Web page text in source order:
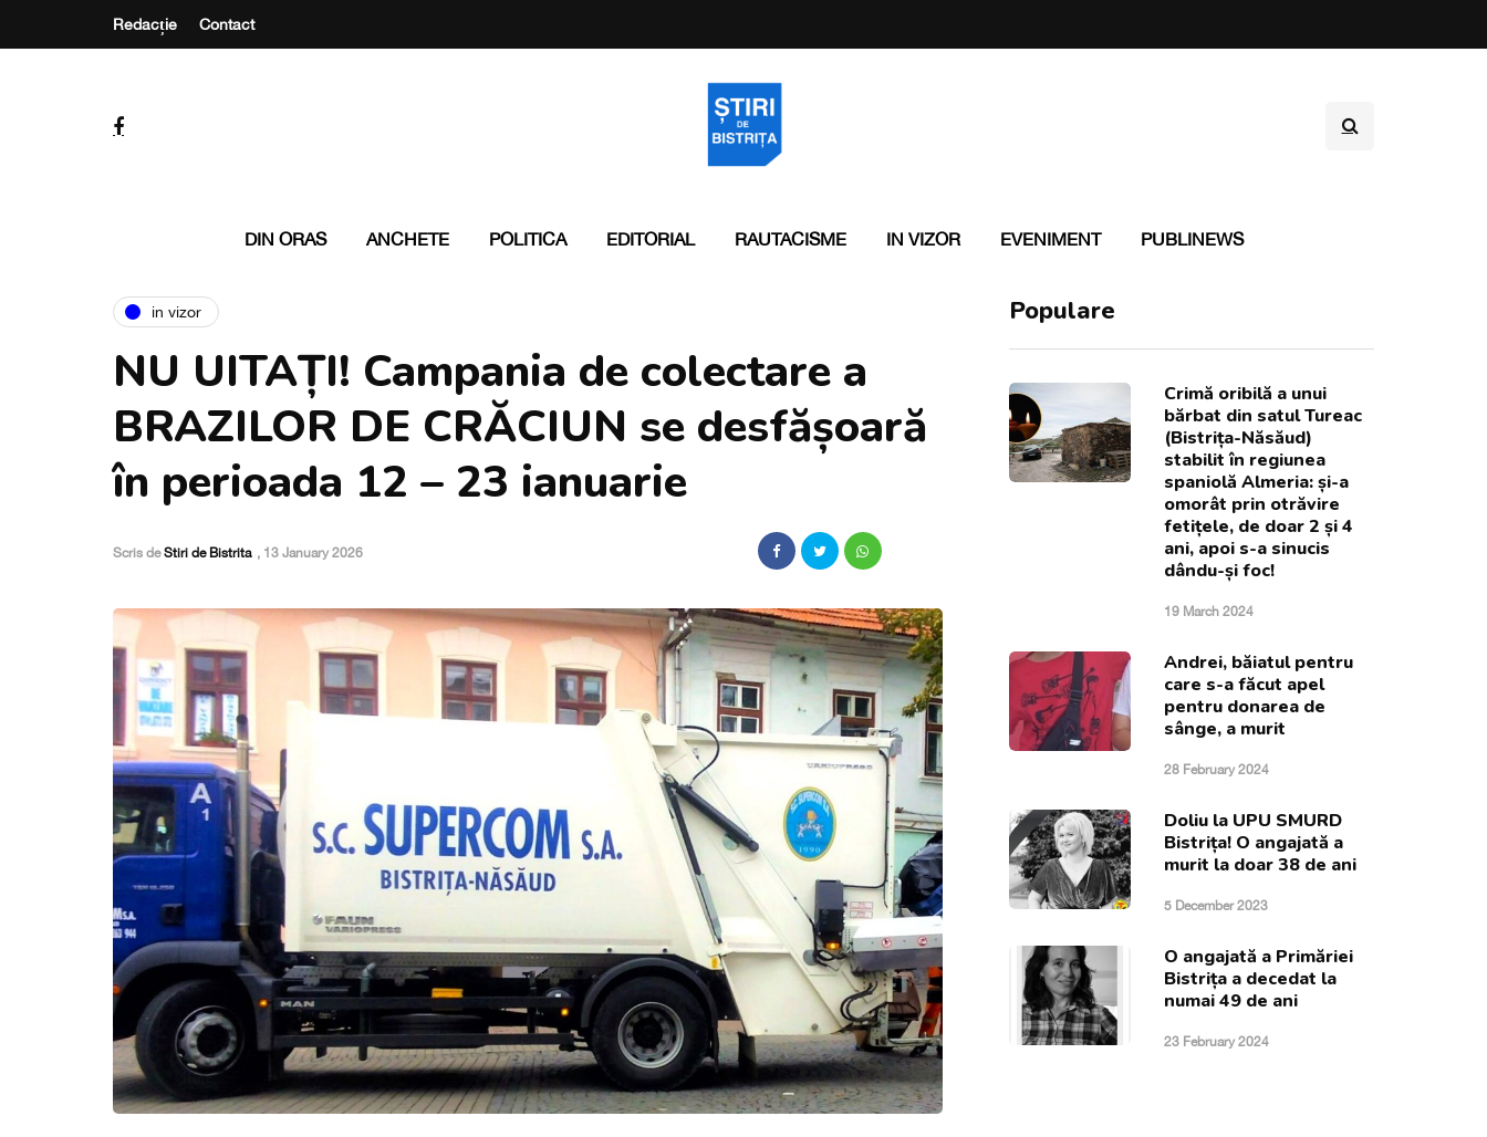
Redacție Contact
DIN ORAS ANCHETE POLITICA EDITORIAL RAUTACISME IN VIZOR EVENIMENT PUBLINEWS
in vizor
NU UITAȚI! Campania de colectare a
BRAZILOR DE CRĂCIUN se desfășoară
în perioada 12 – 23 ianuarie
Scris deStiri de Bistrita , 13 January 2026
Populare
Crimă oribilă a unui
bărbat din satul Tureac
(Bistrița-Năsăud)
stabilit în regiunea
spaniolă Almeria: și-a
omorât prin otrăvire
fetițele, de doar 2 și 4
ani, apoi s-a sinucis
dându-și foc!
19 March 2024
Andrei, băiatul pentru
care s-a făcut apel
pentru donarea de
sânge, a murit
28 February 2024
Doliu la UPU SMURD
Bistrița! O angajată a
murit la doar 38 de ani
5 December 2023
O angajată a Primăriei
Bistrița a decedat la
numai 49 de ani
23 February 2024